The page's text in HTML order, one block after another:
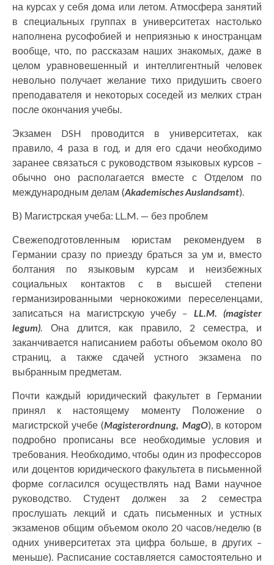
на курсах у себя дома или летом. Атмосфера занятий
в специальных группах в университетах настолько
наполнена русофобией и неприязнью к иностранцам
вообще, что, по рассказам наших знакомых, даже в
целом уравновешенный и интеллигентный человек
невольно получает желание тихо придушить своего
преподавателя и некоторых соседей из мелких стран
после окончания учебы.
Экзамен DSH проводится в университетах, как
правило, 4 раза в год, и для его сдачи необходимо
заранее связаться с руководством языковых курсов –
обычно оно располагается вместе с Отделом по
международным делам (Akademisches Auslandsamt).
В) Магистрская учеба: LL.M. — без проблем
Свежеподготовленным юристам рекомендуем в
Германии сразу по приезду браться за ум и, вместо
болтания по языковым курсам и неизбежных
социальных контактов с в высшей степени
германизированными чернокожими переселенцами,
записаться на магистрскую учебу – LL.M. (magister
legum). Она длится, как правило, 2 семестра, и
заканчивается написанием работы объемом около 80
страниц, а также сдачей устного экзамена по
выбранным предметам.
Почти каждый юридический факультет в Германии
принял к настоящему моменту Положение о
магистрской учебе (Magisterordnung, MagO), в котором
подробно прописаны все необходимые условия и
требования. Необходимо, чтобы один из профессоров
или доцентов юридического факультета в письменной
форме согласился осуществлять над Вами научное
руководство. Студент должен за 2 семестра
прослушать лекций и сдать письменных и устных
экзаменов общим объемом около 20 часов/неделю (в
одних университетах эта цифра больше, в других –
меньше). Расписание составляется самостоятельно и